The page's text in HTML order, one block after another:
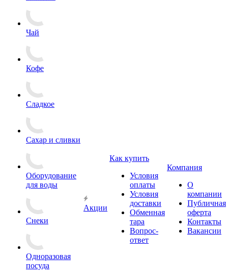
Чай
Кофе
Сладкое
Сахар и сливки
Оборудование
для воды
Снеки
Одноразовая
посуда
Акции
Как купить
Условия
оплаты
Условия
доставки
Обменная
тара
Вопрос-
ответ
Компания
О
компании
Публичная
оферта
Контакты
Вакансии